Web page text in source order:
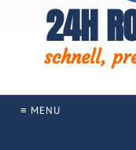
24H
schnell,
≡ MENU